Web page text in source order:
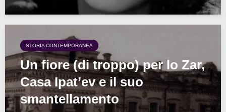
STORIA CONTEMPORANEA
Un fiore (di troppo) per lo Zar,
Casa Ipat’ev e il suo
smantellamento